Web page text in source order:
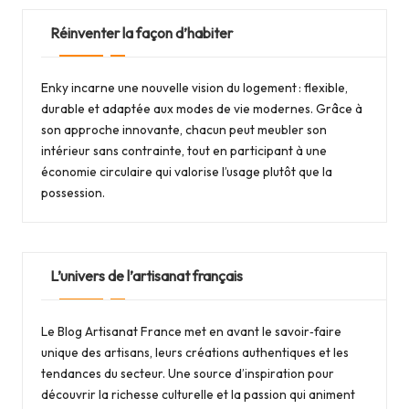
Réinventer la façon d’habiter
Enkyincarne une nouvelle vision du logement : flexible,
durable et adaptée aux modes de vie modernes. Grâce à
son approche innovante, chacun peut meubler son
intérieur sans contrainte, tout en participant à une
économie circulaire qui valorise l’usage plutôt que la
possession.
L’univers de l’artisanat français
Le Blog Artisanat France met en avant le savoir‑faire
unique des artisans, leurs créations authentiques et les
tendances du secteur. Une source d’inspiration pour
découvrir la richesse culturelle et la passion qui animent